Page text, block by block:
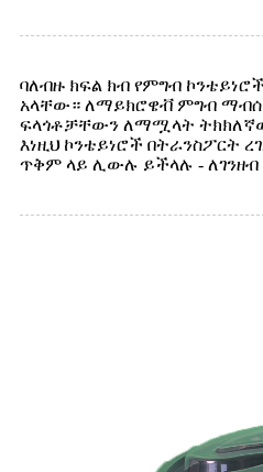
ባለብዙ ክፍል ክብ የምግብ
አላቸው። ለማይክሮዌቭ ምግብ
ፍላጎቶቻቸውን ለማሟላት
እነዚህ ኮንቴይነሮች በትራንስፖርት
ጥቅም ላይ ሊውሉ ይችላሉ - ለገንዘብ